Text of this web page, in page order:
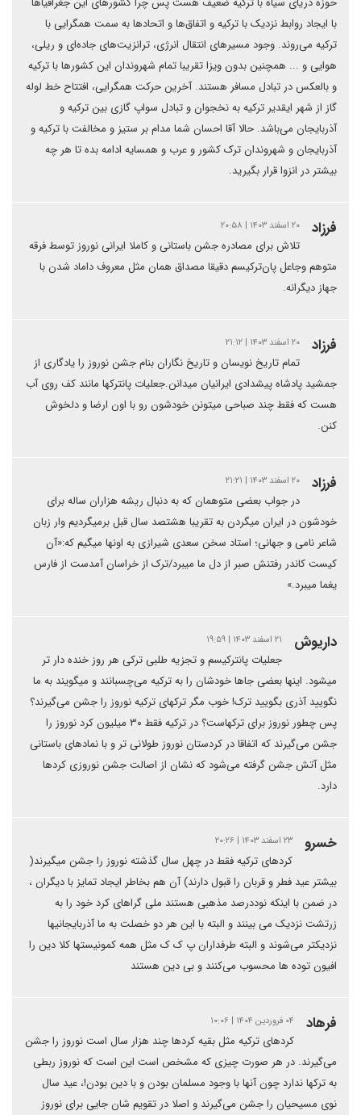
با ایجاد روابط نزدیک با ترکیه و اتفاق‌ها و اتحادها به سمت همگرایی با
ترکیه می‌روند. وجود مسیرهای انتقال انرژی، ترانزیت‌های جاده‌ای و ریلی،
هوایی و ... همچنین بدون ویزا تقریبا تمام شهروندان این کشورها با ترکیه
و بالعکس در تبادل مسافر هستند. آخرین حرکت همگرایی، افتتاح خط لوله
گاز از شهر ایقدیر ترکیه به نخجوان و تبادل سواپ گازی بین ترکیه و
آذربایجان می‌باشد. حالا آقا احسان شما مدام بر ستیز و مخالفت با ترکیه و
آذربایجان و شهروندان ترک کشور و عرب و همسایه ادامه بده تا هر چه
بیشتر در انزوا قرار بگیرید.
فرزاد ۲۰ اسفند ۱۴۰۳ | ۲۰:۵۸
تلاش برای مصادره جشن باستانی و کاملا ایرانی نوروز توسط فرقه
متوهم وجاعل پان‌ترکیسم دقیقا مصداق همان مثل معروف داماد شدن با
جهاز دیگرانه.
فرزاد ۲۰ اسفند ۱۴۰۳ | ۲۱:۱۲
تمام تاریخ نویسان و تاریخ نگاران بنام جشن نوروز را یادگاری از
جمشید پادشاه پیشدادی ایرانیان میدانن.جعلیات پانترکها مانند کف روی آب
هست که فقط چند صباحی میتونن خودشون رو با اون ارضا و دلخوش
کنن.
فرزاد ۲۰ اسفند ۱۴۰۳ | ۲۱:۲۱
در جواب بعضی متوهمان که به دنبال ریشه هزاران ساله برای
خودشون در ایران میگردن به تقریبا هشتصد سال قبل برمیگردیم وار زبان
شاعر نامی و جهانی؛ استاد سخن سعدی شیرازی به اونها میگیم که:«آن
کیست کاندر رفتنش صبر از دل ما میبرد/ترک از خراسان آمدست از فارس
یغما میبرد.»
داریوش ۲۱ اسفند ۱۴۰۳ | ۱۹:۵۹
جعلیات پانترکیسم و تجزیه طلبی ترکی هر روز خنده دار تر
میشود. اینها بعضی جاها خودشان را به ترکیه می‌چسبانند و میگویند به ما
نگویید آذری بگویید ترک! خوب مگر ترکهای ترکیه نوروز را جشن می‌گیرند؟
پس چطور نوروز برای ترکهاست؟ در ترکیه فقط ۳۰ میلیون کرد نوروز را
جشن می‌گیرند که اتفاقا در کردستان نوروز طولانی تر و با نمادهای باستانی
مثل آتش جشن گرفته می‌شود که نشان از اصالت جشن نوروزی کردها
دارد.
خسرو ۲۳ اسفند ۱۴۰۳ | ۲۰:۲۶
کردهای ترکیه فقط در چهل سال گذشته نوروز را جشن میگیرند(
بیشتر عید فطر و قربان را قبول دارند) آن هم بخاطر ایجاد تمایز با دیگران ،
در ضمن با اینکه نوددرصد مذهبی هستند ملی گراهای کرد خود را به
زرتشت نزدیک می بینند و البته با این هر دو خصلت به ما آذربایجانیها
نزدیکتر می‌شوند و البته طرفداران پ ک ک مثل همه کمونیستها کلا دین را
افیون توده ها محسوب می‌کنند و بی دین هستند
فرهاد ۰۴ فروردین ۱۴۰۴ | ۱۰:۰۶
کردهای ترکیه مثل بقیه کردها چند هزار سال است نوروز را جشن
می‌گیرند. در هر صورت چیزی که مشخص است این است که نوروز ربطی
به ترکها ندارد چون آنها با وجود مسلمان بودن و با دین بودن!، عید سال
نوی مسیحیان را جشن می‌گیرند و اصلا در تقویم شان جایی برای نوروز